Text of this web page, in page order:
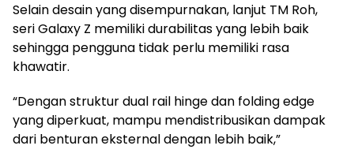
Selain desain yang disempurnakan, lanjut TM Roh,
seri Galaxy Z memiliki durabilitas yang lebih baik
sehingga pengguna tidak perlu memiliki rasa
khawatir.
“Dengan struktur dual rail hinge dan folding edge
yang diperkuat, mampu mendistribusikan dampak
dari benturan eksternal dengan lebih baik,”